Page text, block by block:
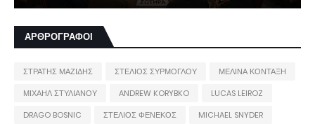
ΑΡΘΡΟΓΡΑΦΟΙ
ΣΤΡΑΤΗΣ ΜΑΖΙΔΗΣ ΣΤΕΛΙΟΣ ΣΥΡΜΟΓΛΟΥ
ΜΕΛΙΝΑ ΚΟΝΤΑΞΗ
ΜΙΧΑΗΛ ΣΤΥΛΙΑΝΟΥ
ANDREW KORYBKO
LUCAS LEIROZ
DRAGO BOSNIC
ΣΤΕΛΙΟΣ ΦΕΝΕΚΟΣ
MICHAEL SNYDER